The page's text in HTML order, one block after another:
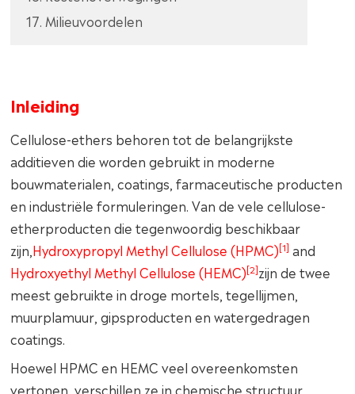
17. Milieuvoordelen
Inleiding
Cellulose-ethers behoren tot de belangrijkste
additieven die worden gebruikt in moderne
bouwmaterialen, coatings, farmaceutische producten
en industriële formuleringen. Van de vele cellulose-
etherproducten die tegenwoordig beschikbaar
zijn,Hydroxypropyl Methyl Cellulose (HPMC)[1] and
Hydroxyethyl Methyl Cellulose (HEMC)[2]zijn de twee
meest gebruikte in droge mortels, tegellijmen,
muurplamuur, gipsproducten en watergedragen
coatings.
Hoewel HPMC en HEMC veel overeenkomsten
vertonen, verschillen ze in chemische structuur,